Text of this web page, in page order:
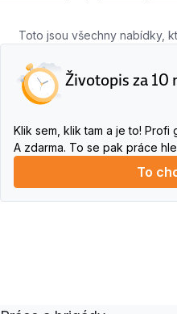
Toto jsou všechny nabídky,
Životopis za 10
Klik sem, klik tam a je to!
A zdarma. To se pak práce
To